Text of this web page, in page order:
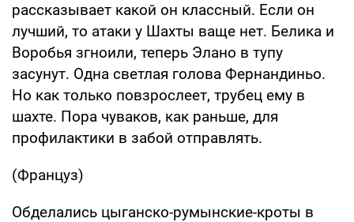
рассказывает какой он классный. Если он
лучший, то атаки у Шахты ваще нет. Белика и
Воробья згноили, теперь Элано в тупу
засунут. Одна светлая голова Фернандиньо.
Но как только повзрослеет, трубец ему в
шахте. Пора чуваков, как раньше, для
профилактики в забой отправлять.
(Француз)
Обделались цыганско-румынские-кроты в